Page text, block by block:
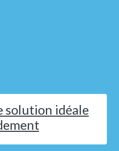
solution idéale